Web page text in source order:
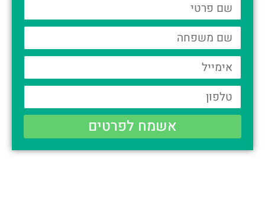
אשמח לפרטים